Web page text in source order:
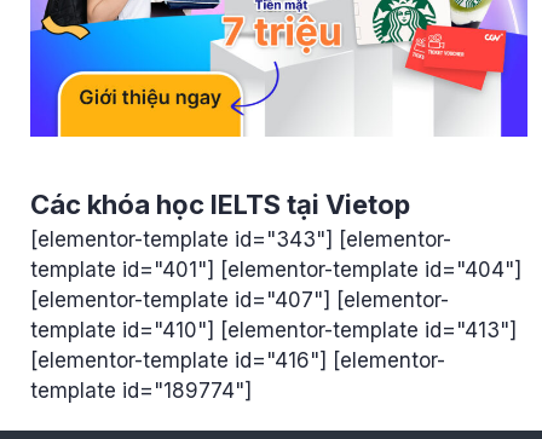
Các khóa học IELTS tại Vietop
[elementor-template id="343"] [elementor-
template id="401"] [elementor-template id="404"]
[elementor-template id="407"] [elementor-
template id="410"] [elementor-template id="413"]
[elementor-template id="416"] [elementor-
template id="189774"]